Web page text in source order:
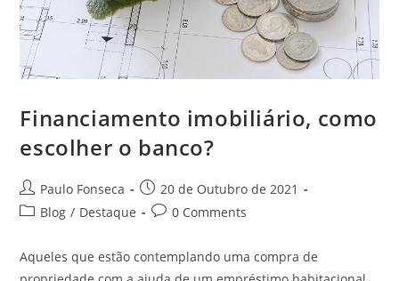
Financiamento imobiliário, como
escolher o banco?
Post
author:
Paulo Fonseca
Post
published:
20 de Outubro de 2021
PostBlog / Destaque
Post0 Comments
Aqueles que estão contemplando uma compra de